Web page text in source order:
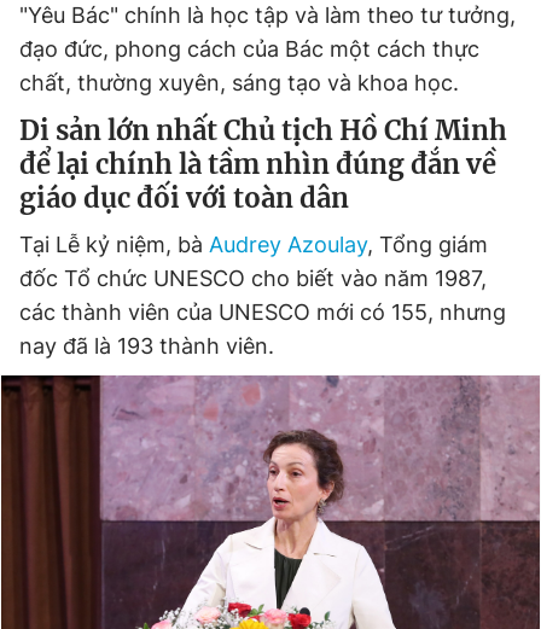
"Yêu Bác" chính là học tập và làm theo tư tưởng,
đạo đức, phong cách của Bác một cách thực
chất, thường xuyên, sáng tạo và khoa học.
Di sản lớn nhất Chủ tịch Hồ Chí Minh
để lại chính là tầm nhìn đúng đắn về
giáo dục đối với toàn dân
Tại Lễ kỷ niệm, bà Audrey Azoulay, Tổng giám
đốc Tổ chức UNESCO cho biết vào năm 1987,
các thành viên của UNESCO mới có 155, nhưng
nay đã là 193 thành viên.